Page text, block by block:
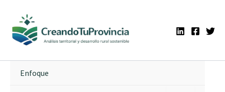
contenido
Enfoque